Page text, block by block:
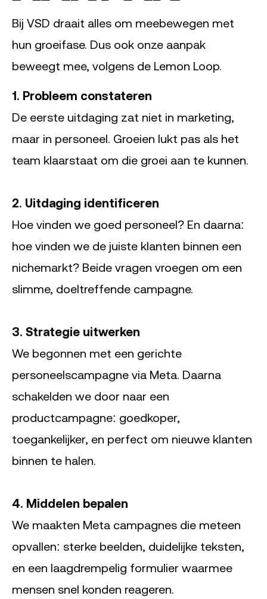
Bij VSD draait alles om meebewegen met
hun groeifase. Dus ook onze aanpak
beweegt mee, volgens de Lemon Loop.
1. Probleem constateren
De eerste uitdaging zat niet in marketing,
maar in personeel. Groeien lukt pas als het
team klaarstaat om die groei aan te kunnen.
2. Uitdaging identificeren
Hoe vinden we goed personeel? En daarna:
hoe vinden we de juiste klanten binnen een
nichemarkt? Beide vragen vroegen om een
slimme, doeltreffende campagne.
3. Strategie uitwerken
We begonnen met een gerichte
personeelscampagne via Meta. Daarna
schakelden we door naar een
productcampagne: goedkoper,
toegankelijker, en perfect om nieuwe klanten
binnen te halen.
4. Middelen bepalen
We maakten Meta campagnes die meteen
opvallen: sterke beelden, duidelijke teksten,
en een laagdrempelig formulier waarmee
mensen snel konden reageren.